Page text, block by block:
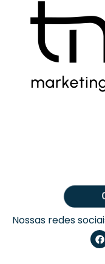
Nossas redes